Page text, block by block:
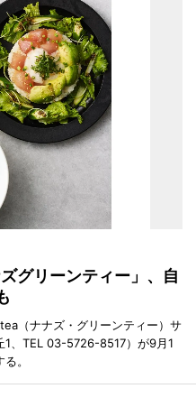
グリーンティー」、自
（ナナズ・グリーンティー）サ
1、TEL 03-5726-8517）が9月1
。